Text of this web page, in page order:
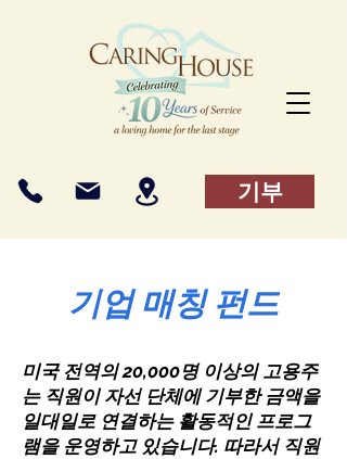
기부
기업 매칭 펀드
미국 전역의 20,000명 이상의 고용주
는 직원이 자선 단체에 기부한 금액을
일대일로 연결하는 활동적인 프로그
램을 운영하고 있습니다. 따라서 직원